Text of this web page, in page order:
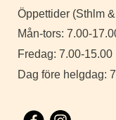
Öppettider (Sthlm
Mån-tors: 7.00-
Fredag: 7.00-15.00
Dag före helgdag: